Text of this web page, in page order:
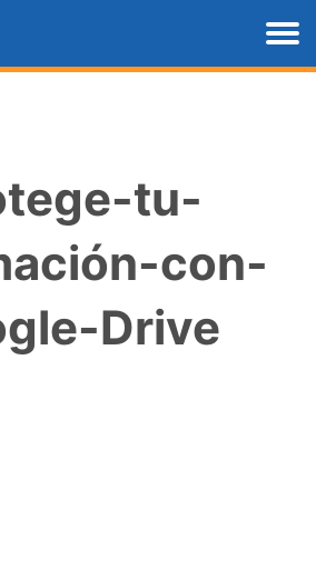
tu-
con-
Drive